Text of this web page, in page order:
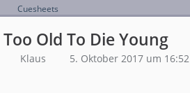
Cuesheets
Too Old To Die Young
Klaus 5. Oktober 2017 um 16:52